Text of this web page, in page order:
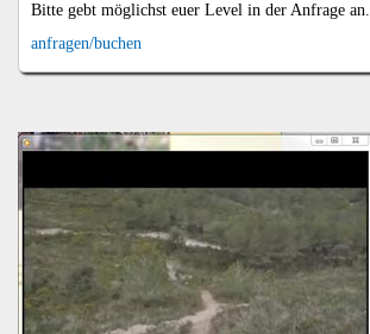
Bitte gebt möglichst euer Level in der Anfrage an.
anfragen/buchen